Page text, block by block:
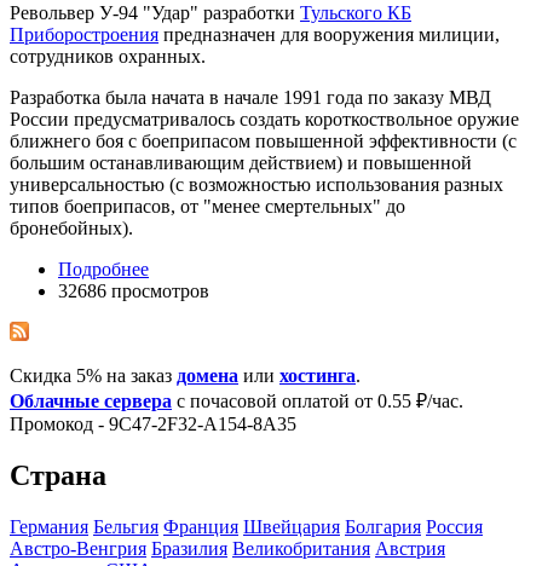
Револьвер У-94 "Удар" разработки Тульского КБ
Приборостроения предназначен для вооружения милиции,
сотрудников охранных.
Разработка была начата в начале 1991 года по заказу МВД
России предусматривалось создать короткоствольное оружие
ближнего боя с боеприпасом повышенной эффективности (с
большим останавливающим действием) и повышенной
универсальностью (с возможностью использования разных
типов боеприпасов, от "менее смертельных" до
бронебойных).
Подробнее
32686 просмотров
Скидка 5% на заказ домена или хостинга.
Облачные сервера с почасовой оплатой от 0.55 ₽/час.
Промокод - 9C47-2F32-A154-8A35
Страна
Германия Бельгия Франция Швейцария Болгария Росcия
Австро-Венгрия Бразилия Великобритания Австрия